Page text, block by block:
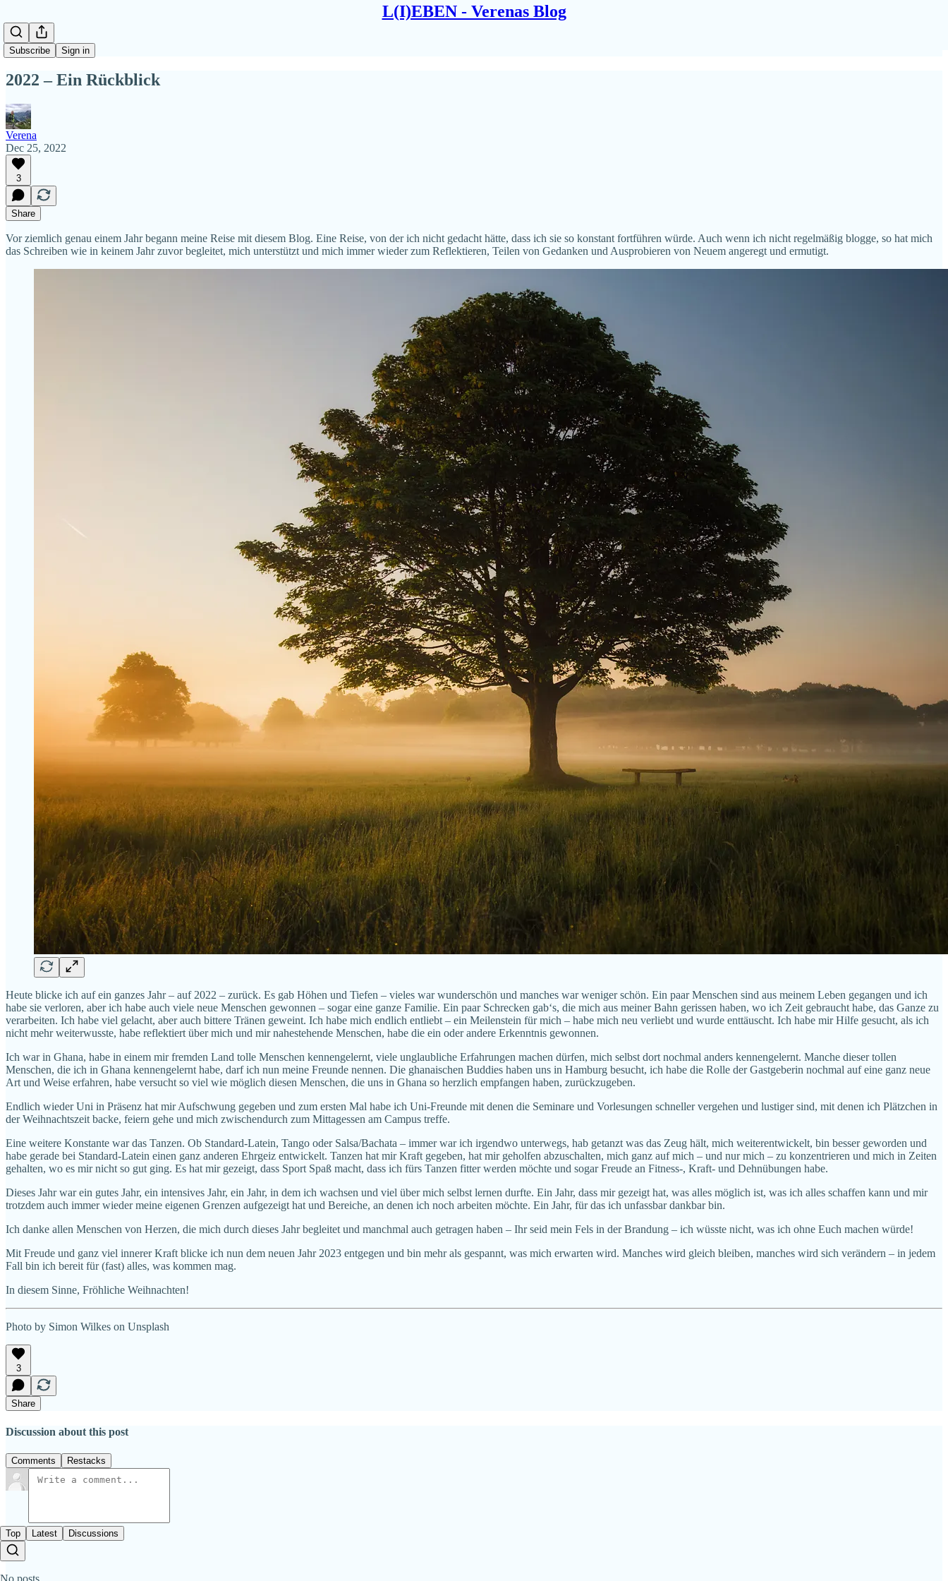
L(I)EBEN - Verenas Blog
Subscribe Sign in
2022 – Ein Rückblick
Verena
Dec 25, 2022
3
Share
Vor ziemlich genau einem Jahr begann meine Reise mit diesem Blog. Eine Reise, von der ich nicht gedacht hätte, dass ich sie so konstant fortführen würde. Auch wenn ich nicht regelmäßig blogge, so hat mich
das Schreiben wie in keinem Jahr zuvor begleitet, mich unterstützt und mich immer wieder zum Reflektieren, Teilen von Gedanken und Ausprobieren von Neuem angeregt und ermutigt.
Heute blicke ich auf ein ganzes Jahr – auf 2022 – zurück. Es gab Höhen und Tiefen – vieles war wunderschön und manches war weniger schön. Ein paar Menschen sind aus meinem Leben gegangen und ich
habe sie verloren, aber ich habe auch viele neue Menschen gewonnen – sogar eine ganze Familie. Ein paar Schrecken gab‘s, die mich aus meiner Bahn gerissen haben, wo ich Zeit gebraucht habe, das Ganze zu
verarbeiten. Ich habe viel gelacht, aber auch bittere Tränen geweint. Ich habe mich endlich entliebt – ein Meilenstein für mich – habe mich neu verliebt und wurde enttäuscht. Ich habe mir Hilfe gesucht, als ich
nicht mehr weiterwusste, habe reflektiert über mich und mir nahestehende Menschen, habe die ein oder andere Erkenntnis gewonnen.
Ich war in Ghana, habe in einem mir fremden Land tolle Menschen kennengelernt, viele unglaubliche Erfahrungen machen dürfen, mich selbst dort nochmal anders kennengelernt. Manche dieser tollen
Menschen, die ich in Ghana kennengelernt habe, darf ich nun meine Freunde nennen. Die ghanaischen Buddies haben uns in Hamburg besucht, ich habe die Rolle der Gastgeberin nochmal auf eine ganz neue
Art und Weise erfahren, habe versucht so viel wie möglich diesen Menschen, die uns in Ghana so herzlich empfangen haben, zurückzugeben.
Endlich wieder Uni in Präsenz hat mir Aufschwung gegeben und zum ersten Mal habe ich Uni-Freunde mit denen die Seminare und Vorlesungen schneller vergehen und lustiger sind, mit denen ich Plätzchen in
der Weihnachtszeit backe, feiern gehe und mich zwischendurch zum Mittagessen am Campus treffe.
Eine weitere Konstante war das Tanzen. Ob Standard-Latein, Tango oder Salsa/Bachata – immer war ich irgendwo unterwegs, hab getanzt was das Zeug hält, mich weiterentwickelt, bin besser geworden und
habe gerade bei Standard-Latein einen ganz anderen Ehrgeiz entwickelt. Tanzen hat mir Kraft gegeben, hat mir geholfen abzuschalten, mich ganz auf mich – und nur mich – zu konzentrieren und mich in Zeiten
gehalten, wo es mir nicht so gut ging. Es hat mir gezeigt, dass Sport Spaß macht, dass ich fürs Tanzen fitter werden möchte und sogar Freude an Fitness-, Kraft- und Dehnübungen habe.
Dieses Jahr war ein gutes Jahr, ein intensives Jahr, ein Jahr, in dem ich wachsen und viel über mich selbst lernen durfte. Ein Jahr, dass mir gezeigt hat, was alles möglich ist, was ich alles schaffen kann und mir
trotzdem auch immer wieder meine eigenen Grenzen aufgezeigt hat und Bereiche, an denen ich noch arbeiten möchte. Ein Jahr, für das ich unfassbar dankbar bin.
Ich danke allen Menschen von Herzen, die mich durch dieses Jahr begleitet und manchmal auch getragen haben – Ihr seid mein Fels in der Brandung – ich wüsste nicht, was ich ohne Euch machen würde!
Mit Freude und ganz viel innerer Kraft blicke ich nun dem neuen Jahr 2023 entgegen und bin mehr als gespannt, was mich erwarten wird. Manches wird gleich bleiben, manches wird sich verändern – in jedem
Fall bin ich bereit für (fast) alles, was kommen mag.
In diesem Sinne, Fröhliche Weihnachten!
Photo by Simon Wilkes on Unsplash
3
Share
Discussion about this post
Comments Restacks
Top Latest Discussions